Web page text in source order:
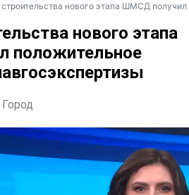
нового этапа ШМСД получил положительное заключение Главгосэкспертизы
нового этапа
положительное
Город